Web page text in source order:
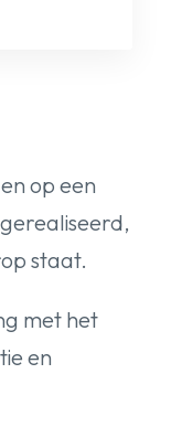
op een
staat.
met het
en